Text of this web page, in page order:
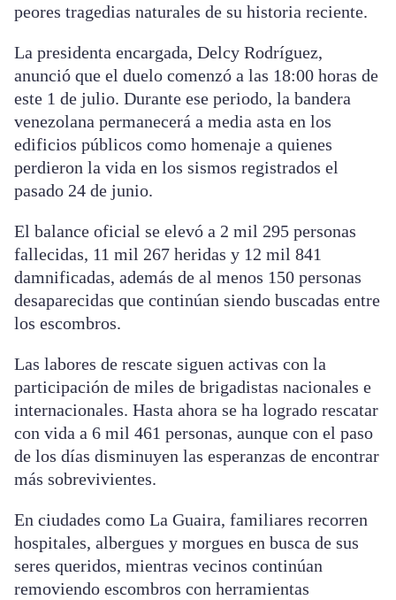
peores tragedias naturales de su historia reciente.
La presidenta encargada, Delcy Rodríguez,
anunció que el duelo comenzó a las 18:00 horas de
este 1 de julio. Durante ese periodo, la bandera
venezolana permanecerá a media asta en los
edificios públicos como homenaje a quienes
perdieron la vida en los sismos registrados el
pasado 24 de junio.
El balance oficial se elevó a 2 mil 295 personas
fallecidas, 11 mil 267 heridas y 12 mil 841
damnificadas, además de al menos 150 personas
desaparecidas que continúan siendo buscadas entre
los escombros.
Las labores de rescate siguen activas con la
participación de miles de brigadistas nacionales e
internacionales. Hasta ahora se ha logrado rescatar
con vida a 6 mil 461 personas, aunque con el paso
de los días disminuyen las esperanzas de encontrar
más sobrevivientes.
En ciudades como La Guaira, familiares recorren
hospitales, albergues y morgues en busca de sus
seres queridos, mientras vecinos continúan
removiendo escombros con herramientas